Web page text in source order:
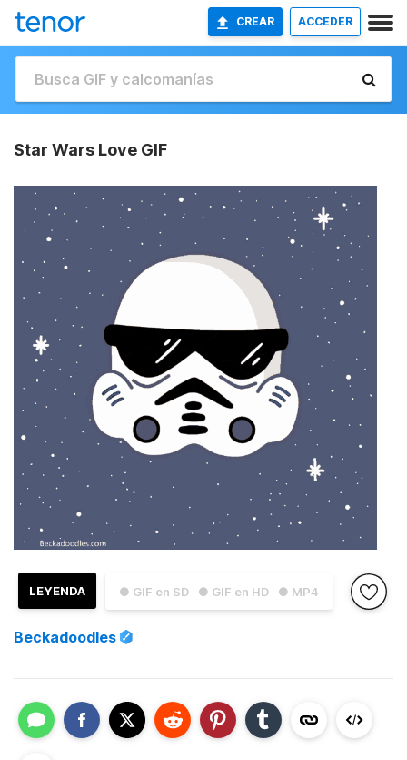
CREAR ACCEDER
Star Wars Love GIF
● GIF en SD ● GIF en HD ● MP4
LEYENDA
Beckadoodles